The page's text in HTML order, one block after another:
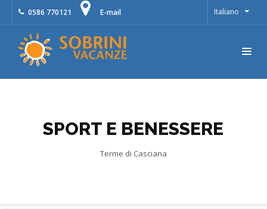
Italiano
0586 770121 E-mail
SPORT E BENESSERE
Terme di Casciana